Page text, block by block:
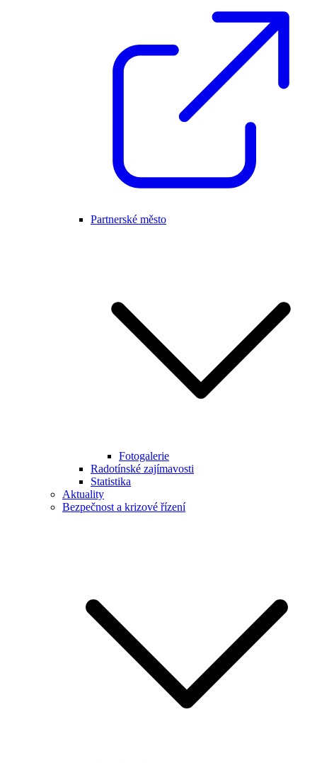
Partnerské město
Fotogalerie
Radotínské zajímavosti
Statistika
Aktuality
Bezpečnost a krizové řízení